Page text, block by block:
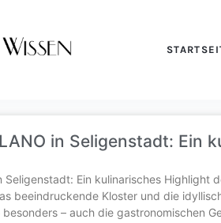
in Seligenstadt: Ein
Seligenstadt: Ein kulinarisches
beeindruckende Kloster und die
– auch die gastronomischen